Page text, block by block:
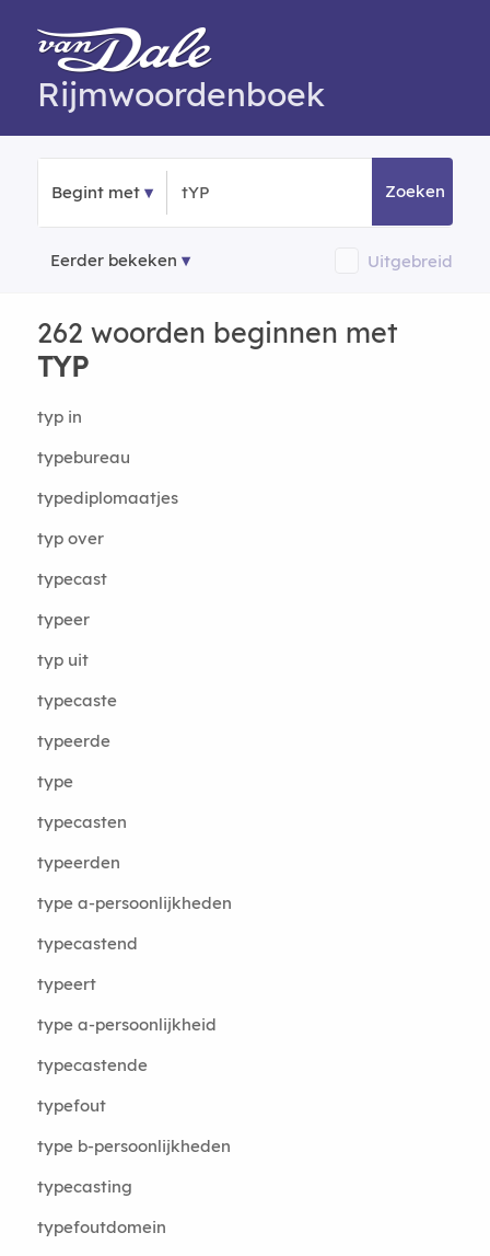
Rijmwoordenboek
Begint met Zoeken
Eerder bekeken Uitgebreid
262 woorden beginnen met
TYP
typ in
typebureau
typediplomaatjes
typ over
typecast
typeer
typ uit
typecaste
typeerde
type
typecasten
typeerden
type a-persoonlijkheden
typecastend
typeert
type a-persoonlijkheid
typecastende
typefout
type b-persoonlijkheden
typecasting
typefoutdomein